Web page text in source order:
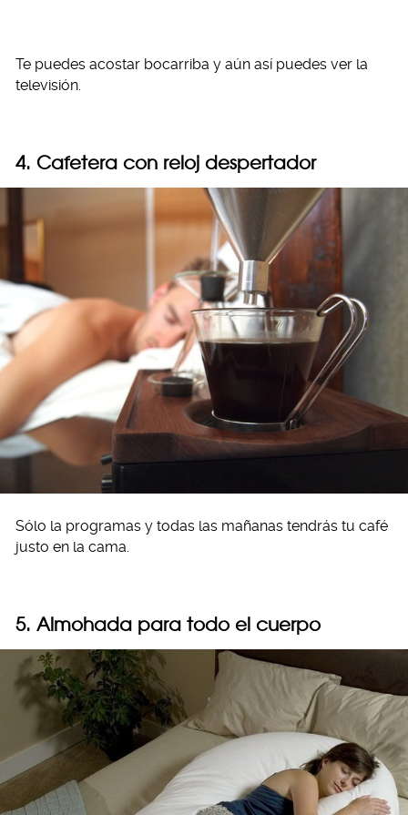
Te puedes acostar bocarriba y aún así puedes ver la
televisión.
4. Cafetera con reloj despertador
Sólo la programas y todas las mañanas tendrás tu café
justo en la cama.
5. Almohada para todo el cuerpo